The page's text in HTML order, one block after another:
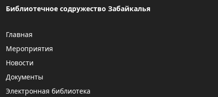
Библиотечное содружество Забайкалья
Главная
Мероприятия
Новости
Документы
Электронная библиотека